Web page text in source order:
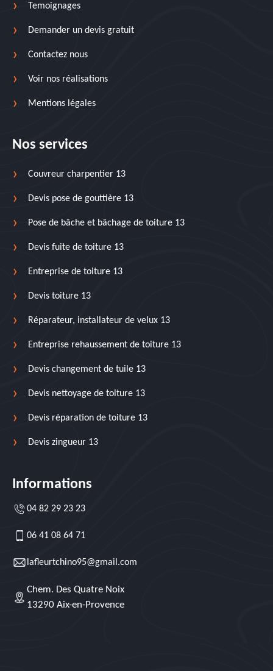
Temoignages
Demander un devis gratuit
Contactez nous
Voir nos réalisations
Mentions légales
Nos services
Couvreur charpentier 13
Devis pose de gouttière 13
Pose de bâche et bâchage de toiture 13
Devis fuite de toiture 13
Entreprise de toiture 13
Devis toiture 13
Réparateur, installateur de velux 13
Entreprise rehaussement de toiture 13
Devis changement de tuile 13
Devis nettoyage de toiture 13
Devis réparation de toiture 13
Devis zingueur 13
Informations
04 82 29 23 23
06 41 08 64 71
lafleurtchino95@gmail.com
Chem. Des Quatre Noix
13290 Aix-en-Provence